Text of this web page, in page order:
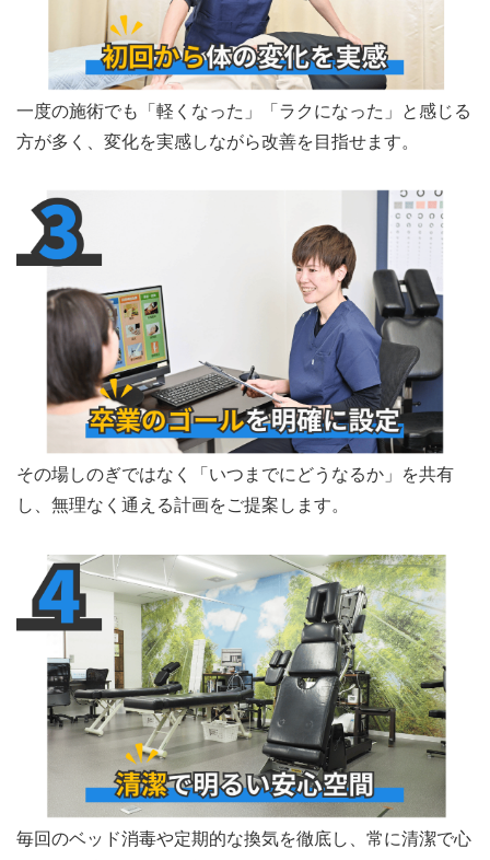
一度の施術でも「軽くなった」「ラクになった」と感じる
方が多く、変化を実感しながら改善を目指せます。
その場しのぎではなく「いつまでにどうなるか」を共有
し、無理なく通える計画をご提案します。
毎回のベッド消毒や定期的な換気を徹底し、常に清潔で心